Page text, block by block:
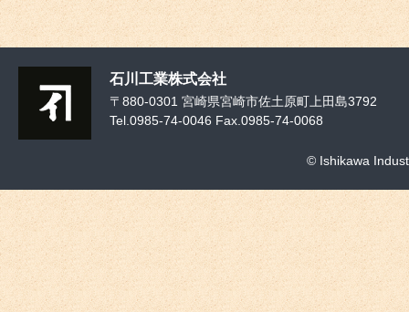
石川工業株式会社
〒880-0301 宮崎県宮崎市佐土原町上田島3792
Tel.0985-74-0046 Fax.0985-74-0068
© Ishikawa